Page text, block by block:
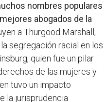
nombres populares
abogados de la
a Thurgood Marshall,
segregación racial en los
quien fue un pilar
de las mujeres y
tuvo un impacto
la jurisprudencia